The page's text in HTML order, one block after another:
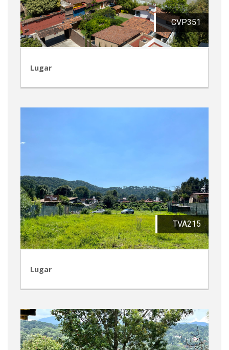
CVP351
Lugar
TVA215
Lugar